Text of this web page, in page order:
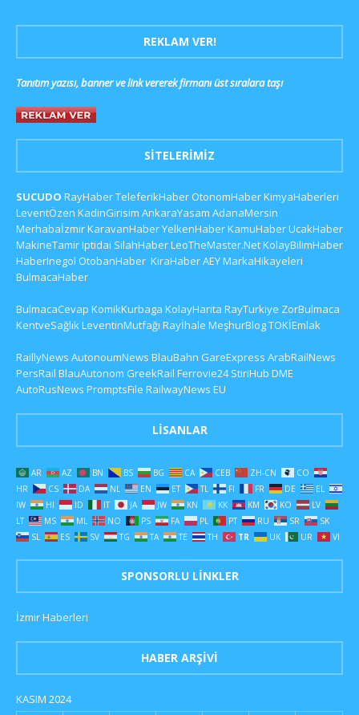
REKLAM VER!
Tanıtım yazısı, banner ve link vererek firmanı üst sıralara taşı
SITELERIMIZ
SUCUDO RayHaberTeleferikHaber OtonomHaberKimyaHaberleri
LeventÖzen KadinGirisim AnkaraYasam AdanaMersin
MerhabaİzmirKaravanHaberYelkenHaberKamuHaberUcakHaber
MakineTamirIptidai SilahHaberLeoTheMaster.NetKolayBilimHaber
HaberInegol OtobanHaber KiraHaberAEYMarkaHikayeleri
BulmacaHaber
BulmacaCevap KomikKurbaga KolayHarita RayTurkiye ZorBulmaca
KentveSağlıkLeventinMutfağı Rayİhale MeşhurBlogTOKİEmlak
RaillyNews AutonoumNews BlauBahn GareExpress ArabRailNews
PersRail BlauAutonom GreekRail Ferrovie24 StiriHub DME
AutoRusNews PromptsFile RailwayNews EU
LISANLAR
AR AZ BN BS BG CA CEB ZH-CN
CO
HR
CS DA NL EN ET TL FI FR DE
EL
IW
HI ID IT JA JW KN KK KM KO
LV
LT
MS ML NO PS FA PL PT RU SR
SK
SL
ES SV TG TA TE TH TR UK UR VI
SPONSORLU LINKLER
İzmir Haberleri
HABER ARŞIVI
KASIM 2024